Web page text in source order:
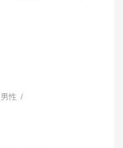
男性